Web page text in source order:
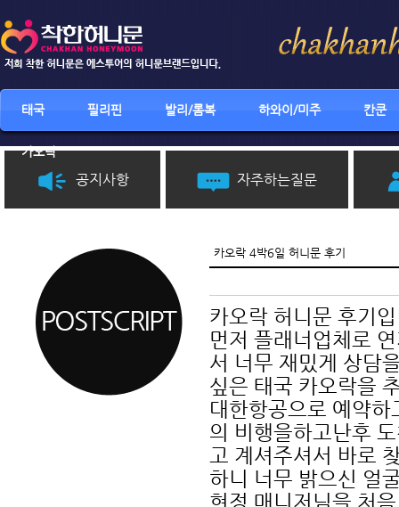
태국 필리핀 발리/롬복 하와이/미주 칸쿤
카오락
공지사항 자주하는질문
카오락 4박6일 허니문 후기
카오락 허니문 후기
먼저 플래너업체로
서 너무 재밌게 상담
싶은 태국 카오락을
대한항공으로 예약
의 비행을하고난후
고 계셔주셔서 바로
하니 너무 밝으신 얼
현정 매니저님을 처